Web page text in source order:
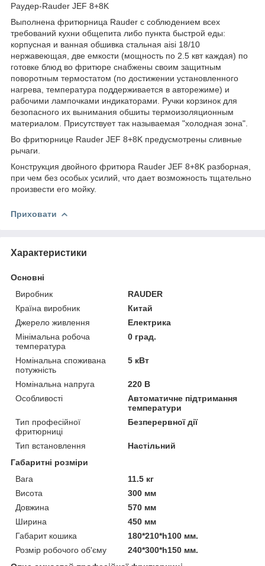
Раудер-Rauder JEF 8+8K
Выполнена фритюрница Rauder с соблюдением всех
требований кухни общепита либо пункта быстрой еды:
корпусная и ванная обшивка стальная aisi 18/10
нержавеющая, две емкости (мощность по 2.5 квт каждая) по
готовке блюд во фритюре снабжены своим защитным
поворотным термостатом (по достижении установленного
нагрева, температура поддерживается в авторежиме) и
рабочими лампочками индикаторами. Ручки корзинок для
безопасного их вынимания обшиты термоизоляционным
материалом. Присутствует так называемая "холодная зона".
Во фритюрнице Rauder JEF 8+8K предусмотрены сливные
рычаги.
Конструкция двойного фритюра Rauder JEF 8+8K разборная,
при чем без особых усилий, что дает возможность тщательно
произвести его мойку.
Приховати
Характеристики
Основні
Виробник
RAUDER
Країна виробник
Китай
Джерело живлення
Електрика
Мінімальна робоча
температура
0 град.
Номінальна споживана
потужність
5 кВт
Номінальна напруга
220 В
Особливості
Автоматичне підтримання
температури
Тип професійної
фритюрниці
Безперервної дії
Тип встановлення
Настільний
Габаритні розміри
Вага
11.5 кг
Висота
300 мм
Довжина
570 мм
Ширина
450 мм
Габарит кошика
180*210*h100 мм.
Розмір робочого об'єму
240*300*h150 мм.